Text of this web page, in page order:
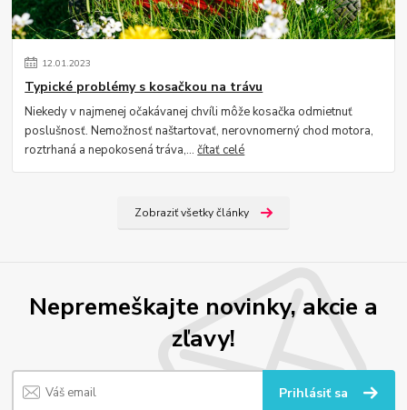
12.01.2023
Typické problémy s kosačkou na trávu
Niekedy v najmenej očakávanej chvíli môže kosačka odmietnuť
poslušnosť. Nemožnosť naštartovať, nerovnomerný chod motora,
roztrhaná a nepokosená tráva,...čítať celé
Zobraziť všetky články
Nepremeškajte novinky, akcie a
zľavy!
Prihlásiť sa